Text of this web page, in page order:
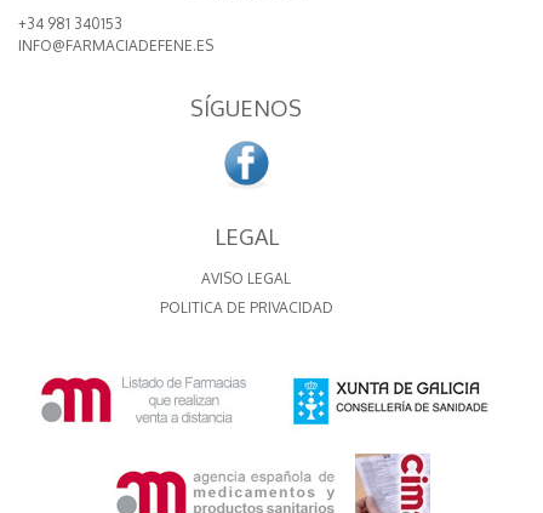
+34 981 340153
INFO@FARMACIADEFENE.ES
SÍGUENOS
LEGAL
AVISO LEGAL
POLITICA DE PRIVACIDAD